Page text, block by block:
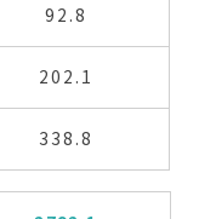
92.8
202.1
338.8